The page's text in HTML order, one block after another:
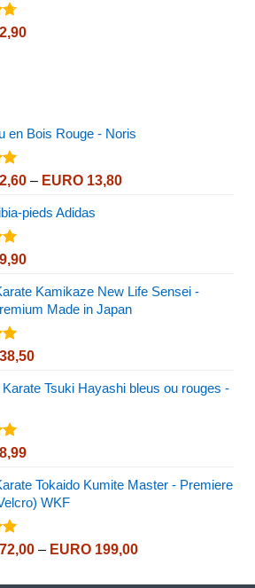
en Bois Rouge - Noris
– EURO13,80Price
pieds Adidas
Kamikaze New Life Sensei -
Made in Japan
Tsuki Hayashi bleus ou rouges -
Tokaido Kumite Master - Premiere
WKF
– EURO199,00Price